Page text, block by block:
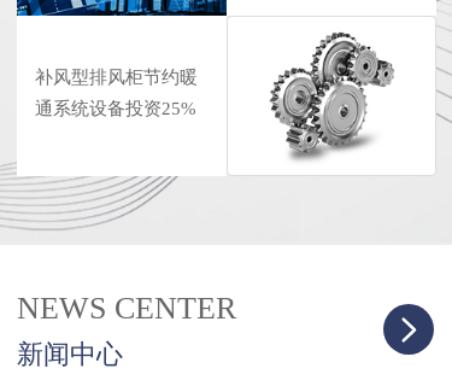
补风型排风柜节约暖
NEWS CENTER
新闻中心